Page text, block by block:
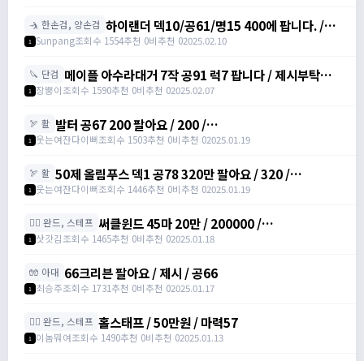
🤺 한손검, 양손검 하이랜더 덱10/공61/명15 400에 팝니다. /
4000000
1 Sunpang조회수 1554추천 0비추천 02025.02.10
🔪 단검 메이플 아수라대거 7작 공91 럭7 팝니다 / 제시부탁드
려요 / 아수라대거
1 장뿡이조회수 1590추천 0비추천 02025.02.07
🏹 활 발터 공67 200 팔아요 / 200 /
https://open.kakao.com/o/sudvnjbh
1 웃는여잔다이뻐조회수 1503추천 0비추천 02025.01.19
🏹 활 50제 올림푸스 덱1 공78 320만 팔아요 / 320 /
https://open.kakao.com/o/sudvnjbh
1 웃는여잔다이뻐조회수 1446추천 0비추천 02025.01.19
🧙‍♀️ 완드, 스테프 써클윈드 45마 20만 / 200000 /
https://open.kakao.com/o/sqsdWdbh
1 삿갓김조회수 1465추천 0비추천 02025.01.18
🧤 아대 66크리븐 팔아요 / 제시 / 공66
1 최승주조회수 1731추천 0비추천 02025.01.17
🧙‍♀️ 완드, 스테프 홀스태프 / 50만원 / 마력57
1 이놈뭐여조회수 1490추천 0비추천 02025.01.13